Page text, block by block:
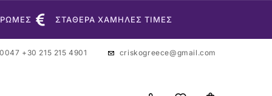
ΣΤΑΘΕΡΑ ΧΑΜΗΛΕΣ ΤΙΜΕΣ
+30 215 215 4901 criskogreece@gmail.com